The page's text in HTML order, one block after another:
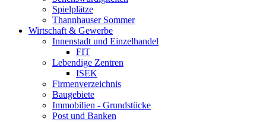
Spielplätze
Thannhauser Sommer
Wirtschaft & Gewerbe
Innenstadt und Einzelhandel
FIT
Lebendige Zentren
ISEK
Firmenverzeichnis
Baugebiete
Immobilien - Grundstücke
Post und Banken